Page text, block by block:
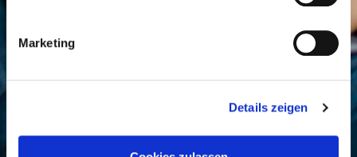
Marketing
Details zeigen